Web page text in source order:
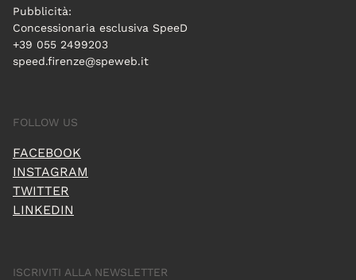
Pubblicità:
Concessionaria esclusiva SpeeD
+39 055 2499203
speed.firenze@speweb.it
FOLLOW US
FACEBOOK
INSTAGRAM
TWITTER
LINKEDIN
ISCRIVITI ALLA NEWSLETTER